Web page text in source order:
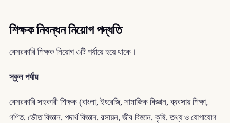
শিক্ষক নিবন্ধন নিয়োগ পদ্ধতি
বেসরকারি শিক্ষক নিয়োগ ৩টি পর্যায়ে হয়ে থাকে।
স্কুল পর্যায়
বেসরকারি সহকারী শিক্ষক (বাংলা, ইংরেজি, সামাজিক বিজ্ঞান, ব্যবসায় শিক্ষা,
গণিত, ভৌত বিজ্ঞান, পদার্থ বিজ্ঞান, রসায়ন, জীব বিজ্ঞান, কৃষি, তথ্য ও যোগাযোগ